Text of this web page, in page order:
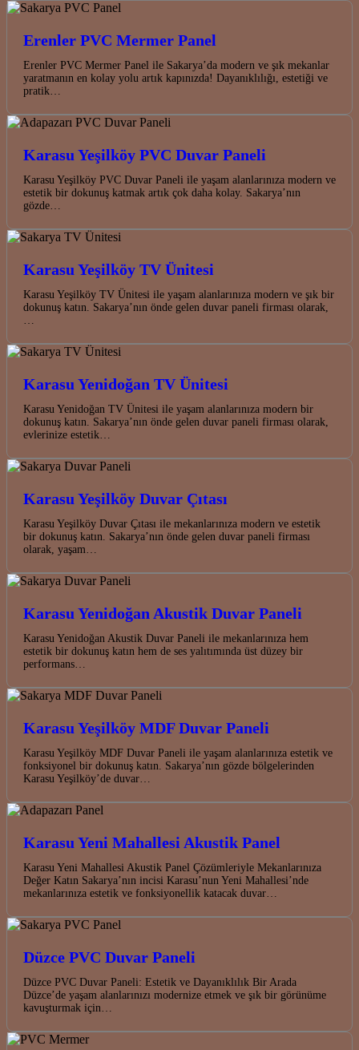
Erenler PVC Mermer Panel
Erenler PVC Mermer Panel ile Sakarya’da modern ve şık mekanlar
yaratmanın en kolay yolu artık kapınızda! Dayanıklılığı, estetiği ve
pratik…
Karasu Yeşilköy PVC Duvar Paneli
Karasu Yeşilköy PVC Duvar Paneli ile yaşam alanlarınıza modern ve
estetik bir dokunuş katmak artık çok daha kolay. Sakarya’nın
gözde…
Karasu Yeşilköy TV Ünitesi
Karasu Yeşilköy TV Ünitesi ile yaşam alanlarınıza modern ve şık bir
dokunuş katın. Sakarya’nın önde gelen duvar paneli firması olarak,
…
Karasu Yenidoğan TV Ünitesi
Karasu Yenidoğan TV Ünitesi ile yaşam alanlarınıza modern bir
dokunuş katın. Sakarya’nın önde gelen duvar paneli firması olarak,
evlerinize estetik…
Karasu Yeşilköy Duvar Çıtası
Karasu Yeşilköy Duvar Çıtası ile mekanlarınıza modern ve estetik
bir dokunuş katın. Sakarya’nın önde gelen duvar paneli firması
olarak, yaşam…
Karasu Yenidoğan Akustik Duvar Paneli
Karasu Yenidoğan Akustik Duvar Paneli ile mekanlarınıza hem
estetik bir dokunuş katın hem de ses yalıtımında üst düzey bir
performans…
Karasu Yeşilköy MDF Duvar Paneli
Karasu Yeşilköy MDF Duvar Paneli ile yaşam alanlarınıza estetik ve
fonksiyonel bir dokunuş katın. Sakarya’nın gözde bölgelerinden
Karasu Yeşilköy’de duvar…
Karasu Yeni Mahallesi Akustik Panel
Karasu Yeni Mahallesi Akustik Panel Çözümleriyle Mekanlarınıza
Değer Katın Sakarya’nın incisi Karasu’nun Yeni Mahallesi’nde
mekanlarınıza estetik ve fonksiyonellik katacak duvar…
Düzce PVC Duvar Paneli
Düzce PVC Duvar Paneli: Estetik ve Dayanıklılık Bir Arada
Düzce’de yaşam alanlarınızı modernize etmek ve şık bir görünüme
kavuşturmak için…